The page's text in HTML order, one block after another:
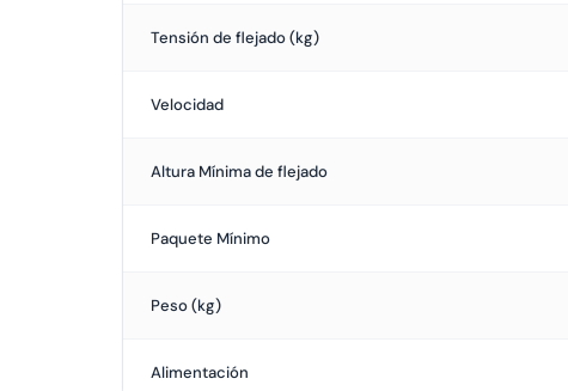
Tensión de flejado (kg)
Velocidad
Altura Mínima de flejado
Paquete Mínimo
Peso (kg)
Alimentación